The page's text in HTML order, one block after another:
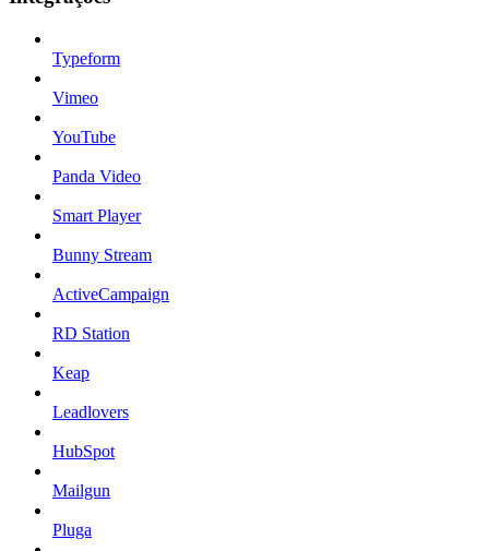
Typeform
Vimeo
YouTube
Panda Video
Smart Player
Bunny Stream
ActiveCampaign
RD Station
Keap
Leadlovers
HubSpot
Mailgun
Pluga